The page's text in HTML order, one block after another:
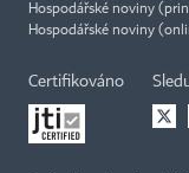
Hospodářské noviny
Hospodářské noviny
Certifikováno